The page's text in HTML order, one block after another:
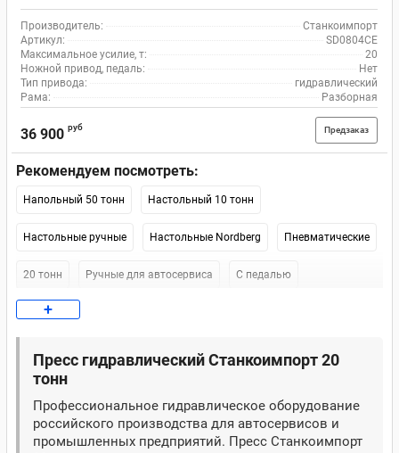
Производитель:
Станкоимпорт
Артикул:
SD0804CE
Максимальное усилие, т:
20
Ножной привод, педаль:
Нет
Тип привода:
гидравлический
Рама:
Разборная
36 900 руб Предзаказ
Рекомендуем посмотреть:
Напольный 50 тонн Настольный 10 тонн
Настольные ручные Настольные Nordberg Пневматические
20 тонн Ручные для автосервиса С педалью
Ножной 20 тонн
Atis 10 тонн 300 мм
12 тонн 150 тонн KraftWell 20 тонн Ручной 20 тонн
+
Пресс гидравлический Станкоимпорт 20
тонн
Профессиональное гидравлическое оборудование
российского производства для автосервисов и
промышленных предприятий. Пресс Станкоимпорт